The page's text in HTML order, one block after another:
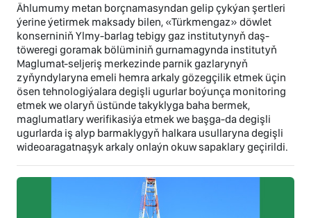
Ählumumy metan borçnamasyndan gelip çykýan şertleri
ýerine ýetirmek maksady bilen, «Türkmengaz» döwlet
konserniniň Ylmy-barlag tebigy gaz institutynyň daş-
töweregi goramak bölüminiň gurnamagynda institutyň
Maglumat-seljeriş merkezinde parnik gazlarynyň
zyňyndylaryna emeli hemra arkaly gözegçilik etmek üçin
ösen tehnologiýalara degişli ugurlar boýunça monitoring
etmek we olaryň üstünde takyklyga baha bermek,
maglumatlary werifikasiýa etmek we başga-da degişli
ugurlarda iş alyp barmaklygyň halkara usullaryna degişli
wideoaragatnaşyk arkaly onlaýn okuw sapaklary geçirildi.